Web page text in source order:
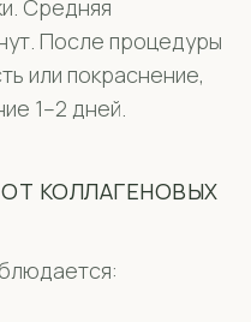
Средняя
После процедуры
или покраснение,
1–2 дней.
КОЛЛАГЕНОВЫХ